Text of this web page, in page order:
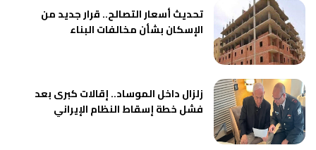
تحديث أسعار التصالح.. قرار جديد من
الإسكان بشأن مخالفات البناء
زلزال داخل الموساد.. إقالات كبرى بعد
فشل خطة إسقاط النظام الإيراني